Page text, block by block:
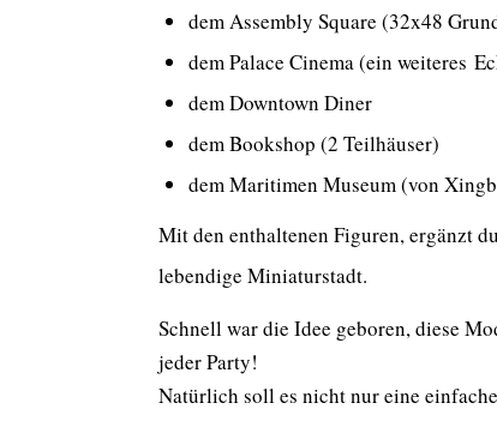
dem Assembly Square (32x48
dem Palace Cinema (ein weiteres
dem Downtown Diner
dem Bookshop (2 Teilhäuser)
dem Maritimen Museum (von
Mit den enthaltenen Figuren, ergänzt
lebendige Miniaturstadt.
Schnell war die Idee geboren, diese
jeder Party!
Natürlich soll es nicht nur eine